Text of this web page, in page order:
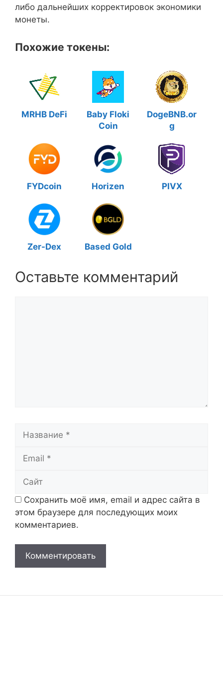
либо дальнейших корректировок экономики
монеты.
Похожие токены:
MRHB DeFi
Baby Floki
Coin
DogeBNB.or
g
FYDcoin Horizen PIVX
Zer-Dex Based Gold
Оставьте комментарий
Название
Email
Сайт
Сохранить моё имя, email и адрес сайта в
этом браузере для последующих моих
комментариев.